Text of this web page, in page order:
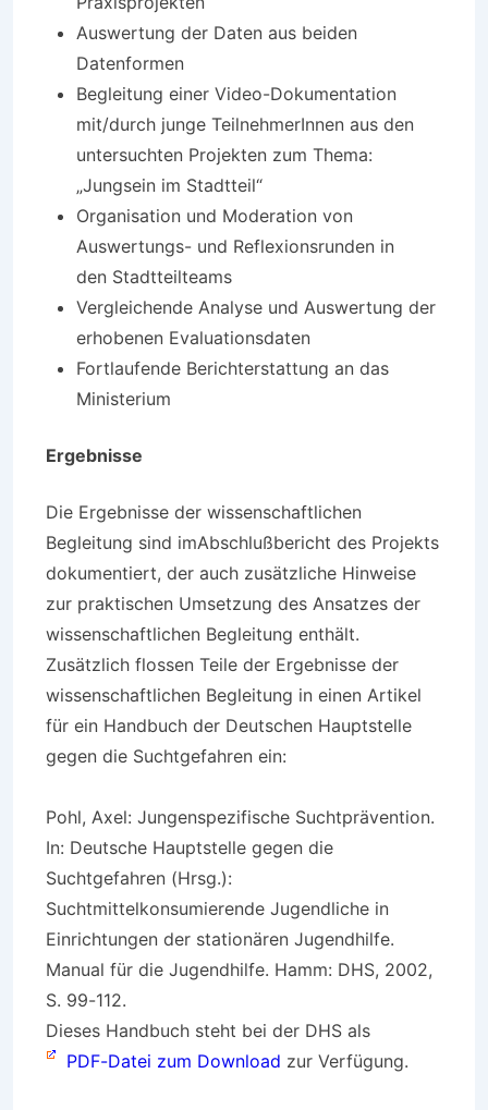
Auswertung der Daten aus beiden
Datenformen
Begleitung einer Video-Dokumentation
mit/durch junge TeilnehmerInnen aus den
untersuchten Projekten zum Thema:
„Jungsein im Stadtteil“
Organisation und Moderation von
Auswertungs- und Reflexionsrunden in
den Stadtteilteams
Vergleichende Analyse und Auswertung der
erhobenen Evaluationsdaten
Fortlaufende Berichterstattung an das
Ministerium
Ergebnisse
Die Ergebnisse der wissenschaftlichen
Begleitung sind imAbschlußbericht des Projekts
dokumentiert, der auch zusätzliche Hinweise
zur praktischen Umsetzung des Ansatzes der
wissenschaftlichen Begleitung enthält.
Zusätzlich flossen Teile der Ergebnisse der
wissenschaftlichen Begleitung in einen Artikel
für ein Handbuch der Deutschen Hauptstelle
gegen die Suchtgefahren ein:
Pohl, Axel: Jungenspezifische Suchtprävention.
In: Deutsche Hauptstelle gegen die
Suchtgefahren (Hrsg.):
Suchtmittelkonsumierende Jugendliche in
Einrichtungen der stationären Jugendhilfe.
Manual für die Jugendhilfe. Hamm: DHS, 2002,
S. 99-112.
Dieses Handbuch steht bei der DHS als
PDF-Datei zum Download zur Verfügung.